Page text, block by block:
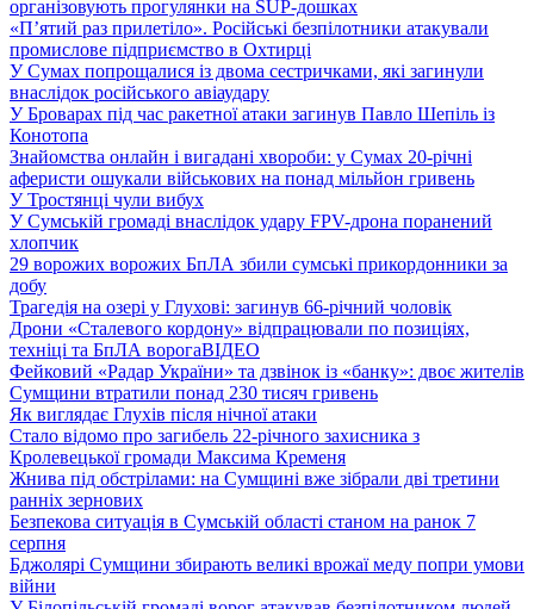
організовують прогулянки на SUP-дошках
«П’ятий раз прилетіло». Російські безпілотники атакували
промислове підприємство в Охтирці
У Сумах попрощалися із двома сестричками, які загинули
внаслідок російського авіаудару
У Броварах під час ракетної атаки загинув Павло Шепіль із
Конотопа
Знайомства онлайн і вигадані хвороби: у Сумах 20-річні
аферисти ошукали військових на понад мільйон гривень
У Тростянці чули вибух
У Сумській громаді внаслідок удару FPV-дрона поранений
хлопчик
29 ворожих ворожих БпЛА збили сумські прикордонники за
добу
Трагедія на озері у Глухові: загинув 66-річний чоловік
Дрони «Сталевого кордону» відпрацювали по позиціях,
техніці та БпЛА ворогаВІДЕО
Фейковий «Радар України» та дзвінок із «банку»: двоє жителів
Сумщини втратили понад 230 тисяч гривень
Як виглядає Глухів після нічної атаки
Стало відомо про загибель 22-річного захисника з
Кролевецької громади Максима Кременя
Жнива під обстрілами: на Сумщині вже зібрали дві третини
ранніх зернових
Безпекова ситуація в Сумській області станом на ранок 7
серпня
Бджолярі Сумщини збирають великі врожаї меду попри умови
війни